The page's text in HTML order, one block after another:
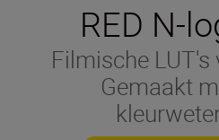
RED N-
Filmische
Gemaakt